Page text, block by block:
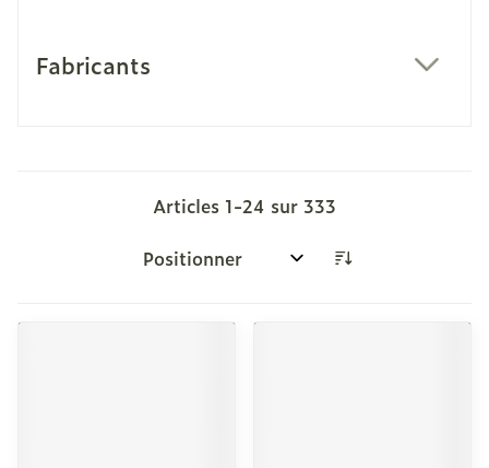
Fabricants
Articles 1-24 sur 333
Trier par: